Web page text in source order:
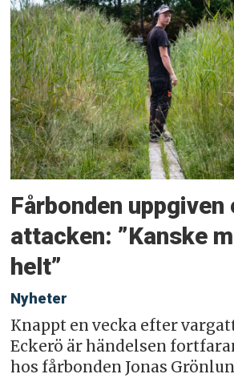
Fårbonden
attacken: ”Kanske
helt”
Nyheter
Knappt en vecka efter
Eckerö är händelsen
hos fårbonden Jonas